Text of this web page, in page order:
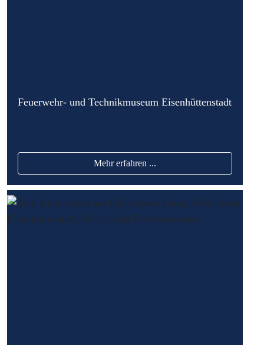
Feuerwehr- und Technikmuseum Eisenhüttenstadt
Mehr erfahren ...